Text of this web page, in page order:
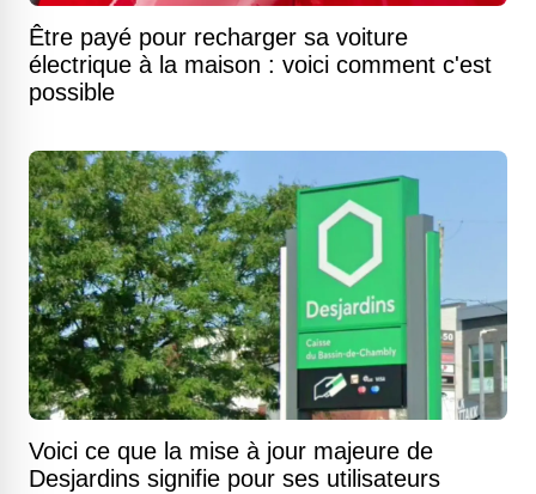
Être payé pour recharger sa voiture
électrique à la maison : voici comment c'est
possible
Voici ce que la mise à jour majeure de
Desjardins signifie pour ses utilisateurs